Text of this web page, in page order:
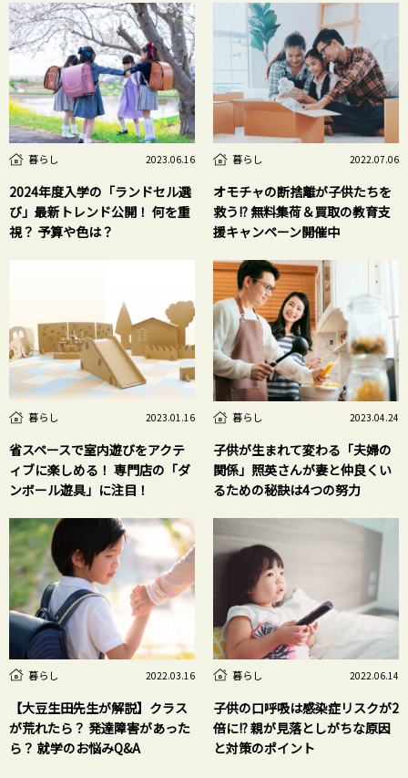
暮らし 2023.06.16
2024年度入学の「ランドセル選
び」最新トレンド公開！ 何を重
視？ 予算や色は？
暮らし 2022.07.06
オモチャの断捨離が子供たちを
救う!? 無料集荷＆買取の教育支
援キャンペーン開催中
暮らし 2023.01.16
省スペースで室内遊びをアクテ
ィブに楽しめる！ 専門店の「ダ
ンボール遊具」に注目！
暮らし 2023.04.24
子供が生まれて変わる「夫婦の
関係」照英さんが妻と仲良くい
るための秘訣は4つの努力
暮らし 2022.03.16
【大豆生田先生が解説】クラス
が荒れたら？ 発達障害があった
ら？ 就学のお悩みQ&A
暮らし 2022.06.14
子供の口呼吸は感染症リスクが2
倍に!? 親が見落としがちな原因
と対策のポイント